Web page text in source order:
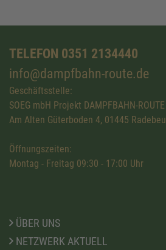
TELEFON 0351 2134440
info@dampfbahn-route.de
Geschäftsstelle:
SOEG mbH Projekt DAMPFBAHN-ROUTE
Am Alten Güterboden 4, 01445 Radebeul
Öffnungszeiten:
Montag - Freitag 09:30 - 17:00 Uhr
ÜBER UNS
NETZWERK AKTUELL